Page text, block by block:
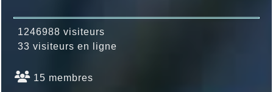
1246988 visiteurs
33 visiteurs en ligne
15 membres